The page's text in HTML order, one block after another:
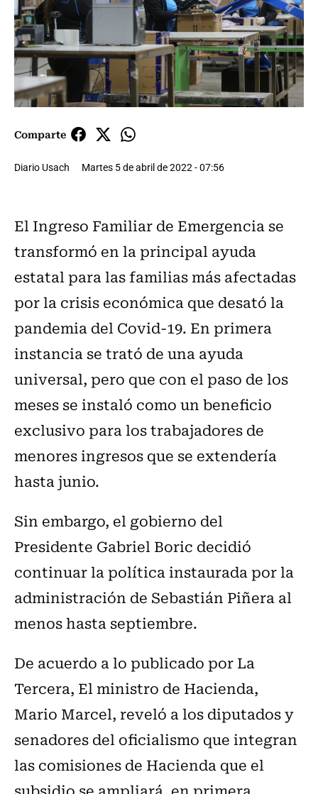
Comparte
Diario Usach Martes 5 de abril de 2022 - 07:56
El Ingreso Familiar de Emergencia se
transformó en la principal ayuda
estatal para las familias más afectadas
por la crisis económica que desató la
pandemia del Covid-19. En primera
instancia se trató de una ayuda
universal, pero que con el paso de los
meses se instaló como un beneficio
exclusivo para los trabajadores de
menores ingresos que se extendería
hasta junio.
Sin embargo, el gobierno del
Presidente Gabriel Boric decidió
continuar la política instaurada por la
administración de Sebastián Piñera al
menos hasta septiembre.
De acuerdo a lo publicado por La
Tercera, El ministro de Hacienda,
Mario Marcel, reveló a los diputados y
senadores del oficialismo que integran
las comisiones de Hacienda que el